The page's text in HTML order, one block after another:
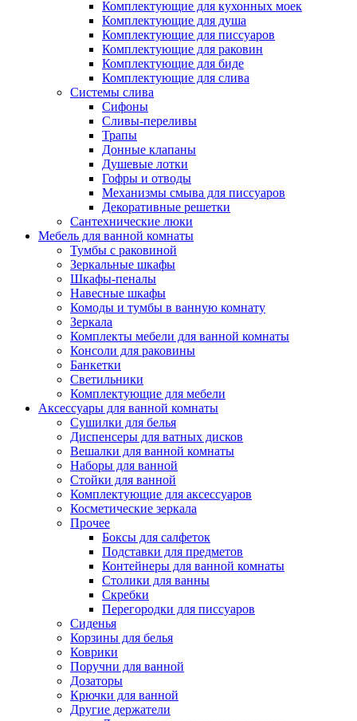
Комплектующие для кухонных моек
Комплектующие для душа
Комплектующие для писсуаров
Комплектующие для раковин
Комплектующие для биде
Комплектующие для слива
Системы слива
Сифоны
Сливы-переливы
Трапы
Донные клапаны
Душевые лотки
Гофры и отводы
Механизмы смыва для писсуаров
Декоративные решетки
Сантехнические люки
Мебель для ванной комнаты
Тумбы с раковиной
Зеркальные шкафы
Шкафы-пеналы
Навесные шкафы
Комоды и тумбы в ванную комнату
Зеркала
Комплекты мебели для ванной комнаты
Консоли для раковины
Банкетки
Светильники
Комплектующие для мебели
Аксессуары для ванной комнаты
Сушилки для белья
Диспенсеры для ватных дисков
Вешалки для ванной комнаты
Наборы для ванной
Стойки для ванной
Комплектующие для аксессуаров
Косметические зеркала
Прочее
Боксы для салфеток
Подставки для предметов
Контейнеры для ванной комнаты
Столики для ванны
Скребки
Перегородки для писсуаров
Сиденья
Корзины для белья
Коврики
Поручни для ванной
Дозаторы
Крючки для ванной
Другие держатели